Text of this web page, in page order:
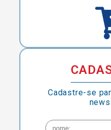
Cadastre-se